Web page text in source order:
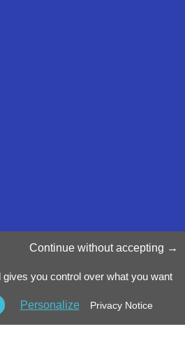
©2025 Luxinnovation GIE
Continue without accepting
you control over what you want
Personalize Privacy Notice